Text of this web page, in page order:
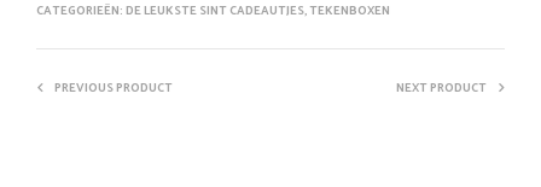
CATEGORIEËN:DE LEUKSTE SINT CADEAUTJES,TEKENBOXEN
PREVIOUS PRODUCT NEXT PRODUCT